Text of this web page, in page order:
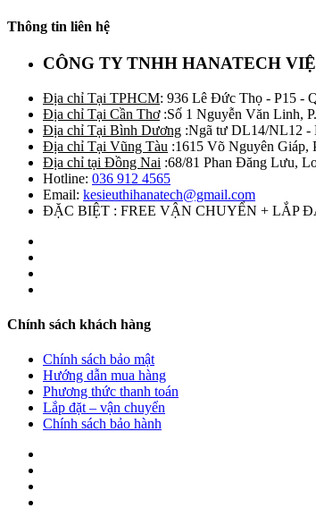
Thông tin liên hệ
CÔNG TY TNHH HANATECH
Địa chỉ Tại TPHCM: 936 Lê Đức Thọ - P15 -
Địa chỉ Tại Cần Thơ:Số 1 Nguyễn Văn Linh,
Địa chỉ Tại Bình Dương :Ngã tư DL14/NL12 -
Địa chỉ Tại Vũng Tàu :1615 Võ Nguyên Giáp,
Địa chỉ tại Đồng Nai :68/81 Phan Đăng Lưu,
Hotline: 036 912 4565
Email: kesieuthihanatech@gmail.com
ĐẶC BIỆT : FREE VẬN CHUYỂN + LẮP
Chính sách khách hàng
Chính sách bảo mật
Hướng dẫn mua hàng
Phương thức thanh toán
Lắp đặt – vận chuyển
Chính sách bảo hành